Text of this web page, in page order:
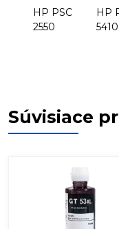
HP PSC
2550
HP
5410
Súvisiace